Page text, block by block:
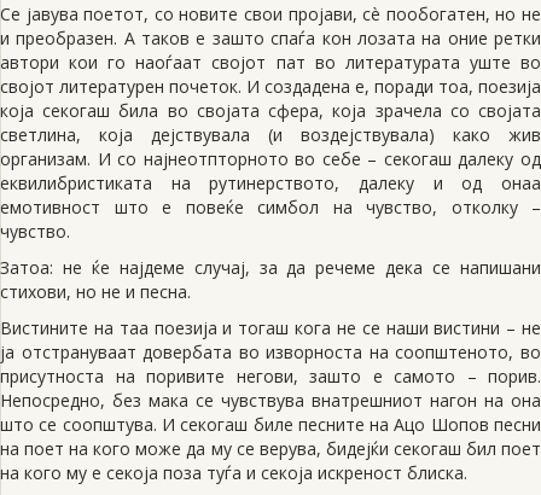
Се јавува поетот, со новите свои пројави, сè пообогатен, но не
и преобразен. А таков е зашто спаѓа кон лозата на оние ретки
автори кои го наоѓаат својот пат во литературата уште во
својот литературен почеток. И создадена е, поради тоа, поезија
која секогаш била во својата сфера, која зрачела со својата
светлина, која дејствувала (и воздејствувала) како жив
организам. И со најнеотпторното во себе – секогаш далеку од
еквилибристиката на рутинерството, далеку и од онаа
емотивност што е повеќе симбол на чувство, отколку –
чувство.
Затоа: не ќе најдеме случај, за да речеме дека се напишани
стихови, но не и песна.
Вистините на таа поезија и тогаш кога не се наши вистини – не
ја отстрануваат довербата во изворноста на соопштеното, во
присутноста на поривите негови, зашто е самото – порив.
Непосредно, без мака се чувствува внатрешниот нагон на она
што се соопштува. И секогаш биле песните на Ацо Шопов песни
на поет на кого може да му се верува, бидејќи секогаш бил поет
на кого му е секоја поза туѓа и секоја искреност блиска.